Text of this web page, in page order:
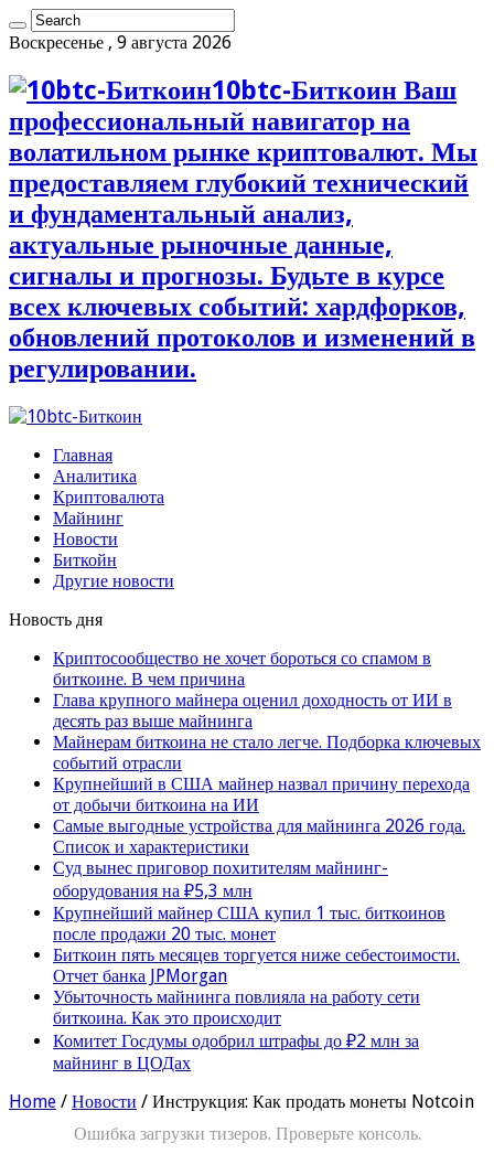
Воскресенье , 9 августа 2026
10btc-Биткоин Ваш
профессиональный навигатор на
волатильном рынке криптовалют. Мы
предоставляем глубокий технический
и фундаментальный анализ,
актуальные рыночные данные,
сигналы и прогнозы. Будьте в курсе
всех ключевых событий: хардфорков,
обновлений протоколов и изменений в
регулировании.
Главная
Аналитика
Криптовалюта
Майнинг
Новости
Биткойн
Другие новости
Новость дня
Криптосообщество не хочет бороться со спамом в
биткоине. В чем причина
Глава крупного майнера оценил доходность от ИИ в
десять раз выше майнинга
Майнерам биткоина не стало легче. Подборка ключевых
событий отрасли
Крупнейший в США майнер назвал причину перехода
от добычи биткоина на ИИ
Самые выгодные устройства для майнинга 2026 года.
Список и характеристики
Суд вынес приговор похитителям майнинг-
оборудования на ₽5,3 млн
Крупнейший майнер США купил 1 тыс. биткоинов
после продажи 20 тыс. монет
Биткоин пять месяцев торгуется ниже себестоимости.
Отчет банка JPMorgan
Убыточность майнинга повлияла на работу сети
биткоина. Как это происходит
Комитет Госдумы одобрил штрафы до ₽2 млн за
майнинг в ЦОДах
Home / Новости / Инструкция: Как продать монеты Notcoin
Ошибка загрузки тизеров. Проверьте консоль.